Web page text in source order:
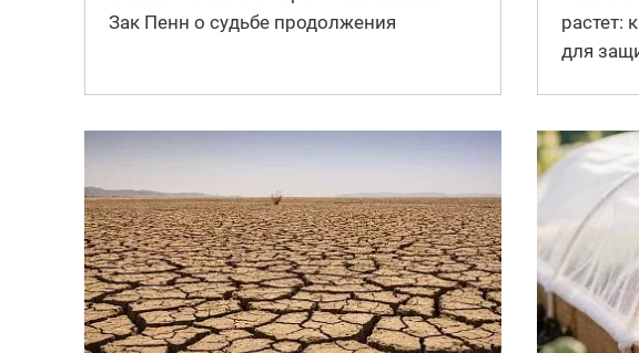
Зак Пенн о судьбе продолжения
растет:
для